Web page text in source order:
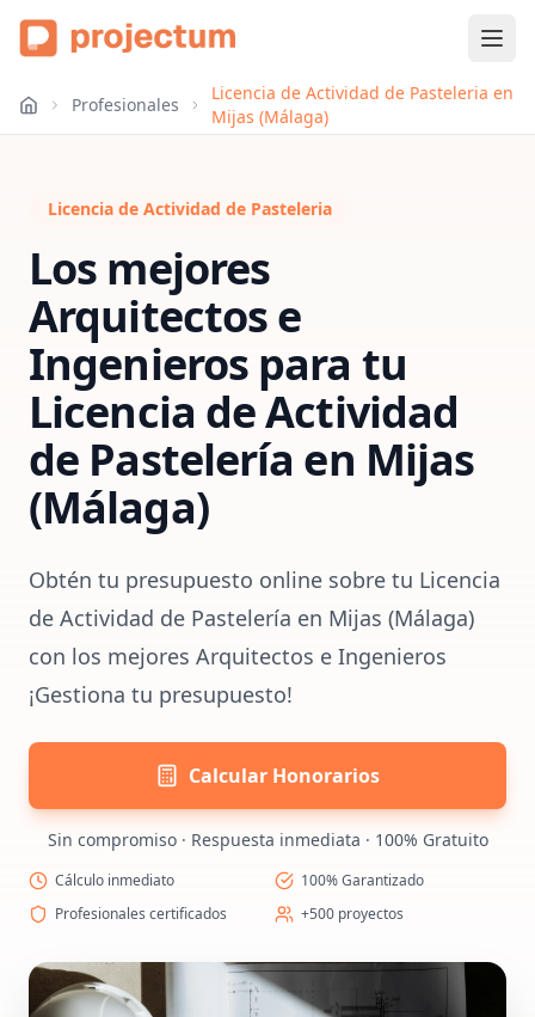
Profesionales
Licencia de Actividad de Pasteleria en
Mijas (Málaga)
Licencia de Actividad de Pasteleria
Los mejores
Arquitectos e
Ingenieros para tu
Licencia de Actividad
de Pastelería en Mijas
(Málaga)
Obtén tu presupuesto online sobre tu Licencia
de Actividad de Pastelería en Mijas (Málaga)
con los mejores Arquitectos e Ingenieros
¡Gestiona tu presupuesto!
Calcular Honorarios
Sin compromiso · Respuesta inmediata · 100% Gratuito
Cálculo inmediato
100% Garantizado
Profesionales certificados
+500 proyectos